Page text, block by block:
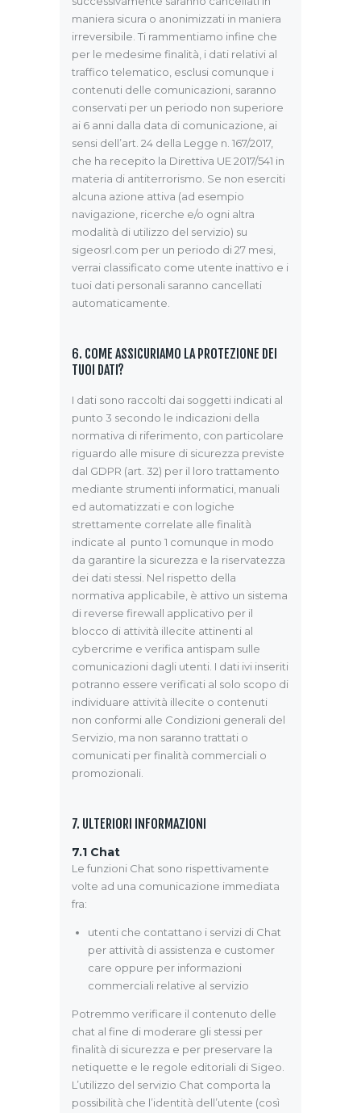
maniera sicura o anonimizzati in maniera
irreversibile. Ti rammentiamo infine che
per le medesime finalità, i dati relativi al
traffico telematico, esclusi comunque i
contenuti delle comunicazioni, saranno
conservati per un periodo non superiore
ai 6 anni dalla data di comunicazione, ai
sensi dell’art. 24 della Legge n. 167/2017,
che ha recepito la Direttiva UE 2017/541 in
materia di antiterrorismo. Se non eserciti
alcuna azione attiva (ad esempio
navigazione, ricerche e/o ogni altra
modalità di utilizzo del servizio) su
sigeosrl.com per un periodo di 27 mesi,
verrai classificato come utente inattivo e i
tuoi dati personali saranno cancellati
automaticamente.
6. COME ASSICURIAMO LA PROTEZIONE DEI
TUOI DATI?
I dati sono raccolti dai soggetti indicati al
punto 3 secondo le indicazioni della
normativa di riferimento, con particolare
riguardo alle misure di sicurezza previste
dal GDPR (art. 32) per il loro trattamento
mediante strumenti informatici, manuali
ed automatizzati e con logiche
strettamente correlate alle finalità
indicate al punto 1 comunque in modo
da garantire la sicurezza e la riservatezza
dei dati stessi. Nel rispetto della
normativa applicabile, è attivo un sistema
di reverse firewall applicativo per il
blocco di attività illecite attinenti al
cybercrime e verifica antispam sulle
comunicazioni dagli utenti. I dati ivi inseriti
potranno essere verificati al solo scopo di
individuare attività illecite o contenuti
non conformi alle Condizioni generali del
Servizio, ma non saranno trattati o
comunicati per finalità commerciali o
promozionali.
7. ULTERIORI INFORMAZIONI
7.1 Chat
Le funzioni Chat sono rispettivamente
volte ad una comunicazione immediata
fra:
utenti che contattano i servizi di Chat
per attività di assistenza e customer
care oppure per informazioni
commerciali relative al servizio
Potremmo verificare il contenuto delle
chat al fine di moderare gli stessi per
finalità di sicurezza e per preservare la
netiquette e le regole editoriali di Sigeo.
L’utilizzo del servizio Chat comporta la
possibilità che l’identità dell’utente (così